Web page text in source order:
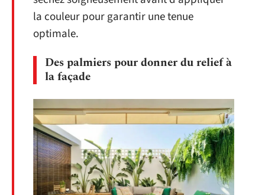
la couleur pour garantir une tenue
optimale.
Des palmiers pour donner du relief à
la façade